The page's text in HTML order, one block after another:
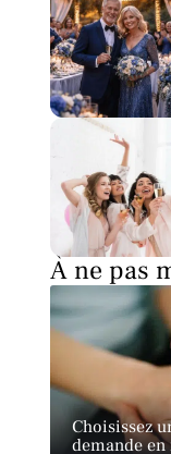
À ne pas
Choisissez
demande en